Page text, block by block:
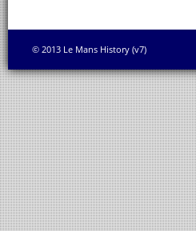
© 2013 Le Mans History (v7)